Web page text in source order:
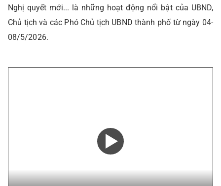
Nghị quyết mới... là những hoạt động nổi bật của UBND,
Chủ tịch và các Phó Chủ tịch UBND thành phố từ ngày 04-
08/5/2026.